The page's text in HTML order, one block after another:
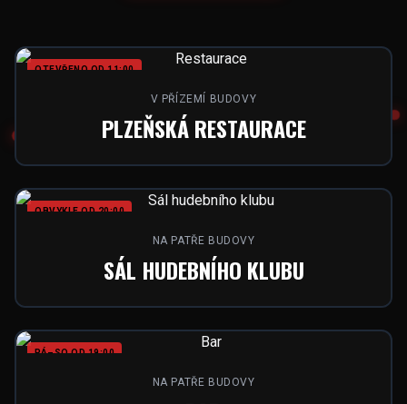
OTEVŘENO OD 11:00
V PŘÍZEMÍ BUDOVY
PLZEŇSKÁ RESTAURACE
OBVYKLE OD 20:00
NA PATŘE BUDOVY
SÁL HUDEBNÍHO KLUBU
PÁ–SO OD 19:00
NA PATŘE BUDOVY